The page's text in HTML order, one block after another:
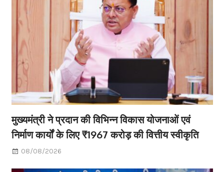
मुख्यमंत्री ने प्रदान की विभिन्न विकास योजनाओं एवं
निर्माण कार्यों के लिए ₹1967 करोड़ की वित्तीय स्वीकृति
08/08/2026